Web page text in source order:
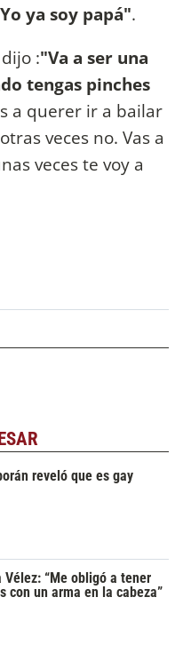
ya soy papá".
:"Va a ser una
tengas pinches
a querer ir a bailar
veces no. Vas a
veces te voy a
reveló que es gay
Vélez: “Me obligó a tener
con un arma en la cabeza”